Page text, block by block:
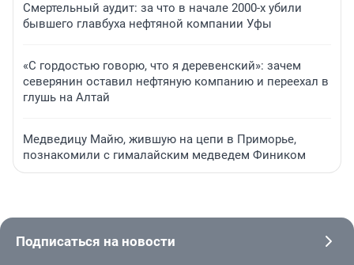
Смертельный аудит: за что в начале 2000-х убили
бывшего главбуха нефтяной компании Уфы
«С гордостью говорю, что я деревенский»: зачем
северянин оставил нефтяную компанию и переехал в
глушь на Алтай
Медведицу Майю, жившую на цепи в Приморье,
познакомили с гималайским медведем Фиником
Подписаться на новости